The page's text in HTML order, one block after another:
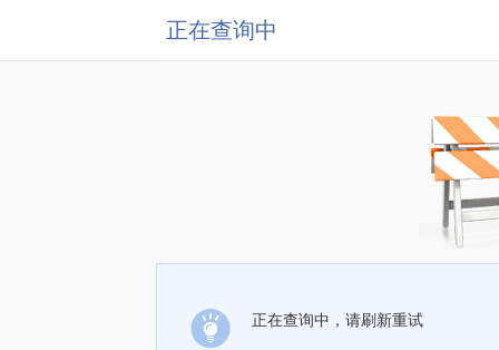
正在查询中
正在查询中，请刷新重试